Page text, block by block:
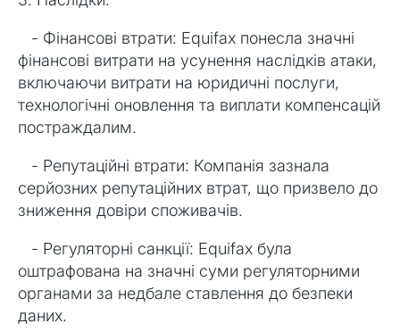
- Фінансові втрати: Equifax понесла значні
фінансові витрати на усунення наслідків атаки,
включаючи витрати на юридичні послуги,
технологічні оновлення та виплати компенсацій
постраждалим.
- Репутаційні втрати: Компанія зазнала
серйозних репутаційних втрат, що призвело до
зниження довіри споживачів.
- Регуляторні санкції: Equifax була
оштрафована на значні суми регуляторними
органами за недбале ставлення до безпеки
даних.